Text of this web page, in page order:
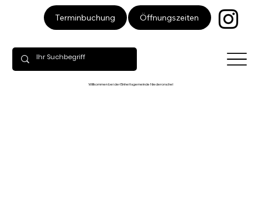
Terminbuchung Öffnungszeiten
Willkommen bei der Einheitsgemeinde Niederorschel